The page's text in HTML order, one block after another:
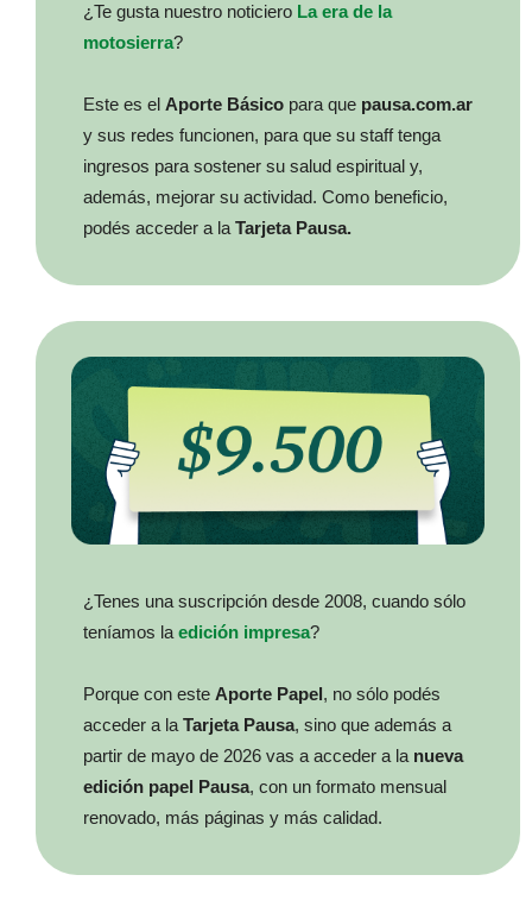
¿Te gusta nuestro noticiero La era de la
motosierra?
Este es el Aporte Básico para que pausa.com.ar
y sus redes funcionen, para que su staff tenga
ingresos para sostener su salud espiritual y,
además, mejorar su actividad. Como beneficio,
podés acceder a la Tarjeta Pausa.
¿Tenes una suscripción desde 2008, cuando sólo
teníamos la edición impresa?
Porque con este Aporte Papel, no sólo podés
acceder a la Tarjeta Pausa, sino que además a
partir de mayo de 2026 vas a acceder a la nueva
edición papel Pausa, con un formato mensual
renovado, más páginas y más calidad.